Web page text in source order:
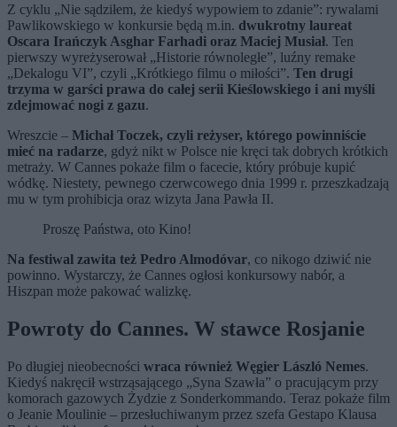
Z cyklu „Nie sądziłem, że kiedyś wypowiem to zdanie”: rywalami
Pawlikowskiego w konkursie będą m.in. dwukrotny laureat
Oscara Irańczyk Asghar Farhadi oraz Maciej Musiał. Ten
pierwszy wyreżyserował „Historie równoległe”, luźny remake
„Dekalogu VI”, czyli „Krótkiego filmu o miłości”. Ten drugi
trzyma w garści prawa do całej serii Kieślowskiego i ani myśli
zdejmować nogi z gazu.
Wreszcie – Michał Toczek, czyli reżyser, którego powinniście
mieć na radarze, gdyż nikt w Polsce nie kręci tak dobrych krótkich
metraży. W Cannes pokaże film o facecie, który próbuje kupić
wódkę. Niestety, pewnego czerwcowego dnia 1999 r. przeszkadzają
mu w tym prohibicja oraz wizyta Jana Pawła II.
Proszę Państwa, oto Kino!
Na festiwal zawita też Pedro Almodóvar, co nikogo dziwić nie
powinno. Wystarczy, że Cannes ogłosi konkursowy nabór, a
Hiszpan może pakować walizkę.
Powroty do Cannes. W stawce Rosjanie
Po długiej nieobecności wraca również Węgier László Nemes.
Kiedyś nakręcił wstrząsającego „Syna Szawła” o pracującym przy
komorach gazowych Żydzie z Sonderkommando. Teraz pokaże film
o Jeanie Moulinie – przesłuchiwanym przez szefa Gestapo Klausa